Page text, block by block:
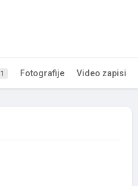
1 Fotografije Video zapisi